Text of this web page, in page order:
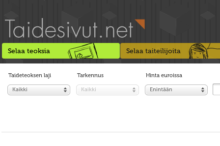
Selaa teoksia Selaa taiteilijoita
Taideteoksen laji
Kaikki
Tarkennus
Kaikki
Hinta euroissa
Enintään